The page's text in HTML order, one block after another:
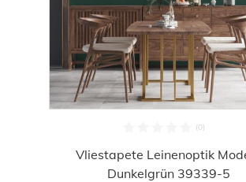
Vliestapete Leinenoptik
Dunkelgrün 39339-5